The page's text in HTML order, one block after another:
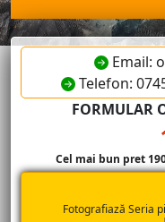
Email:
Telefon:
FORMULAR
Cel mai bun pret
Fotografiază Seria